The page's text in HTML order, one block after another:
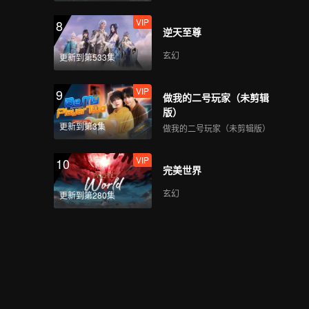
8
更新到第533集
VIP
逆天至尊
玄幻
9
更新到第3集
VIP
做我的二号玩家（未剪辑
版）
做我的二号玩家（未剪辑版）
10
更新到第280集
VIP
完美世界
玄幻